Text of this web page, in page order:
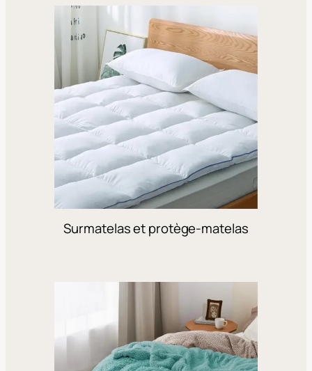
Surmatelas et protège-matelas